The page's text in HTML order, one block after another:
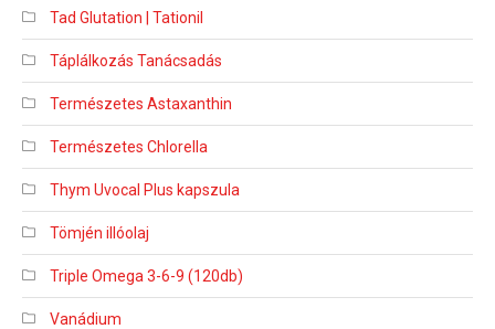
Tad Glutation | Tationil
Táplálkozás Tanácsadás
Természetes Astaxanthin
Természetes Chlorella
Thym Uvocal Plus kapszula
Tömjén illóolaj
Triple Omega 3-6-9 (120db)
Vanádium